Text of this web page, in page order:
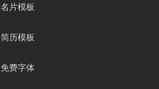
名片模板
简历模板
免费字体